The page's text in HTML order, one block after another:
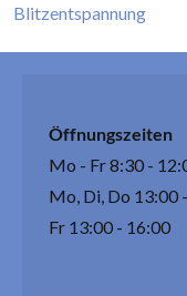
Blitzentspannung
Öffnungszeiten
Mo - Fr 8:30 -
Mo, Di, Do 13:00
Fr 13:00 - 16:00